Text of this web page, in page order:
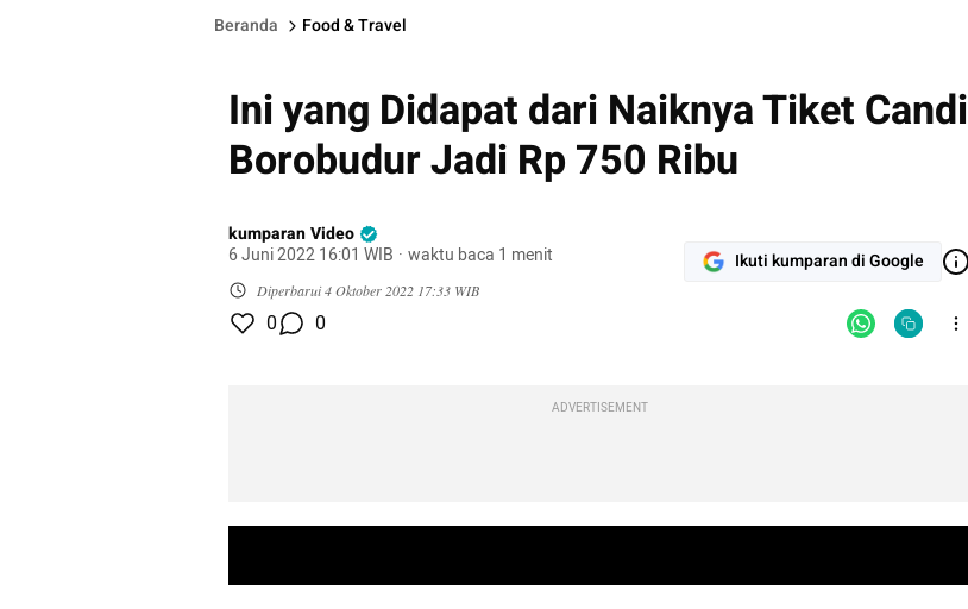
Beranda Food & Travel
Ini yang Didapat dari Naiknya Tiket Candi
Borobudur Jadi Rp 750 Ribu
kumparan Video
6 Juni 2022 16:01 WIB · waktu baca 1 menit
Diperbarui4 Oktober 2022 17:33 WIB
Ikuti kumparan di Google
0 0
ADVERTISEMENT